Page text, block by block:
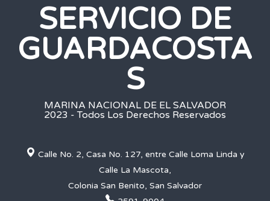
SERVICIO DE
GUARDACOSTA
S
MARINA NACIONAL DE EL SALVADOR
2023 - Todos Los Derechos Reservados
Calle No. 2, Casa No. 127, entre Calle Loma Linda y
Calle La Mascota,
Colonia San Benito, San Salvador